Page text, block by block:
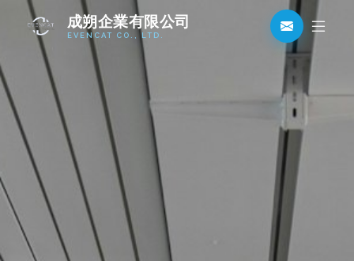
成朔企業有限公司
EVENCAT CO., LTD.